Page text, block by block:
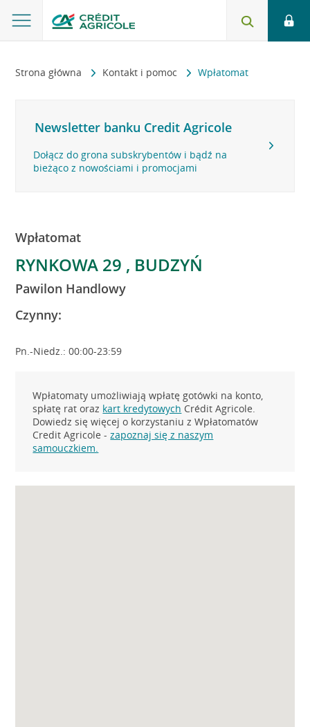
Strona główna Kontakt i pomoc Wpłatomat
Newsletter banku Credit Agricole
Dołącz do grona subskrybentów i bądź na
bieżąco z nowościami i promocjami
Wpłatomat
RYNKOWA 29 , BUDZYŃ
Pawilon Handlowy
Czynny:
Pn.-Niedz.: 00:00-23:59
Wpłatomaty umożliwiają wpłatę gotówki na konto,
spłatę rat oraz kart kredytowych Crédit Agricole.
Dowiedz się więcej o korzystaniu z Wpłatomatów
Credit Agricole -zapoznaj się z naszym
samouczkiem.